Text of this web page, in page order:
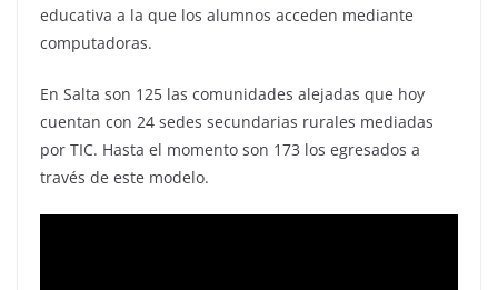
educativa a la que los alumnos acceden mediante
computadoras.
En Salta son 125 las comunidades alejadas que hoy
cuentan con 24 sedes secundarias rurales mediadas
por TIC. Hasta el momento son 173 los egresados a
través de este modelo.